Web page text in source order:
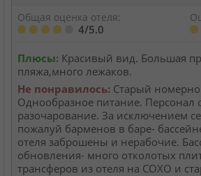
Общая оценка отеля:
4/5.0
Плюсы: Красивый вид. Большая
пляжа,много лежаков.
Не понравилось: Старый
Однообразное питание. Персонал
разочарование. За исключением
пожалуй барменов в баре-
отеля заброшены и нерабочие.
обновления- много отколотых
трансферов из отеля на СОХО и